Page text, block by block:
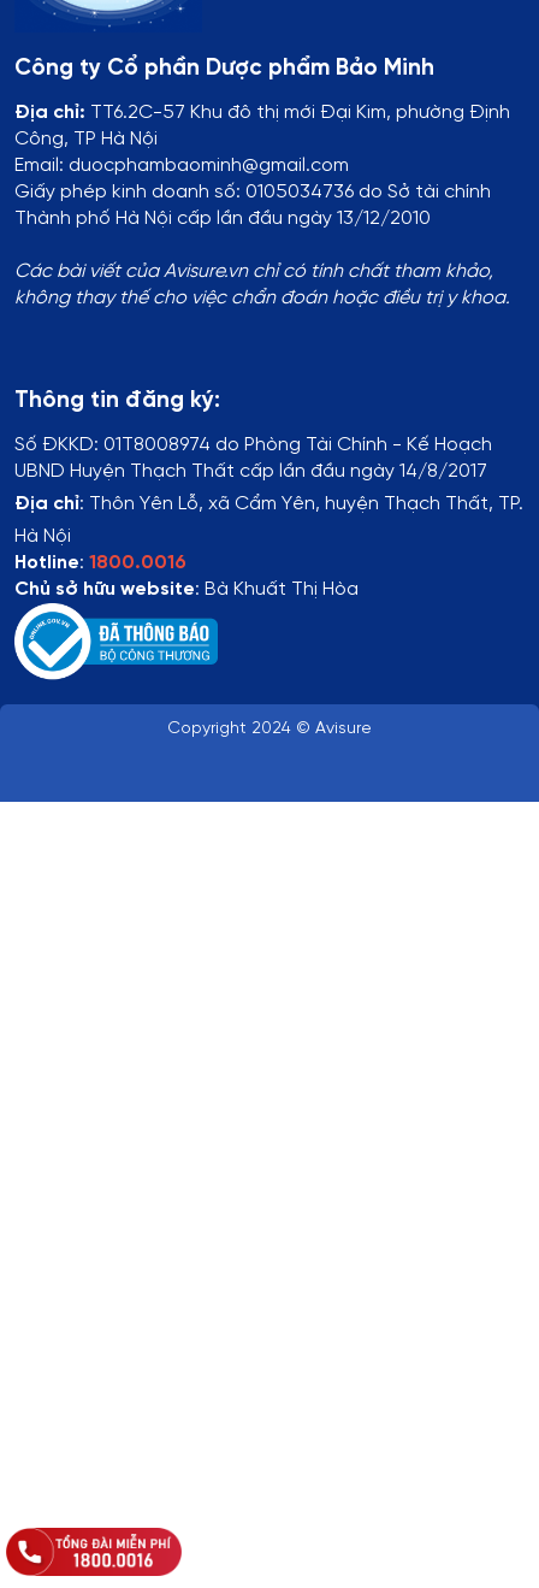
Công ty Cổ phần Dược phẩm Bảo Minh
Địa chỉ: TT6.2C-57 Khu đô thị mới Đại Kim, phường Định
Công, TP Hà Nội
Email: duocphambaominh@gmail.com
Giấy phép kinh doanh số: 0105034736 do Sở tài chính
Thành phố Hà Nội cấp lần đầu ngày 13/12/2010
Các bài viết của Avisure.vn chỉ có tính chất tham khảo,
không thay thế cho việc chẩn đoán hoặc điều trị y khoa.
Thông tin đăng ký:
Số ĐKKD: 01T8008974 do Phòng Tài Chính - Kế Hoạch
UBND Huyện Thạch Thất cấp lần đầu ngày 14/8/2017
Địa chỉ: Thôn Yên Lỗ, xã Cẩm Yên, huyện Thạch Thất, TP.
Hà Nội
Hotline: 1800.0016
Chủ sở hữu website: Bà Khuất Thị Hòa
Copyright 2024 © Avisure